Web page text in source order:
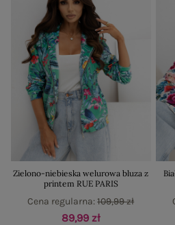
Zielono-niebieska welurowa bluza z
printem RUE PARIS
89,99 zł
Cena regularna:109,99 zł